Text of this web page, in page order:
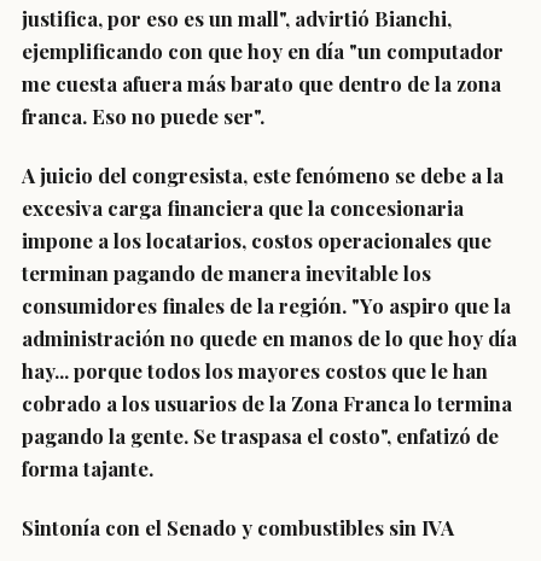
justifica, por eso es un mall", advirtió Bianchi,
ejemplificando con que hoy en día "un computador
me cuesta afuera más barato que dentro de la zona
franca. Eso no puede ser".
A juicio del congresista, este fenómeno se debe a la
excesiva carga financiera que la concesionaria
impone a los locatarios, costos operacionales que
terminan pagando de manera inevitable los
consumidores finales de la región. "Yo aspiro que la
administración no quede en manos de lo que hoy día
hay... porque todos los mayores costos que le han
cobrado a los usuarios de la Zona Franca lo termina
pagando la gente. Se traspasa el costo", enfatizó de
forma tajante.
Sintonía con el Senado y combustibles sin IVA